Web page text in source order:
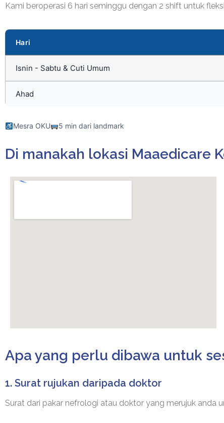
Kami beroperasi 6 hari seminggu dengan 2 shift untuk
Hari
Isnin - Sabtu & Cuti Umum
Ahad
Mesra OKU 5 min dari landmark
Di manakah lokasi Maaedicare
Apa yang perlu dibawa untuk
1. Surat rujukan daripada doktor
Surat dari pakar nefrologi atau doktor yang merujuk anda